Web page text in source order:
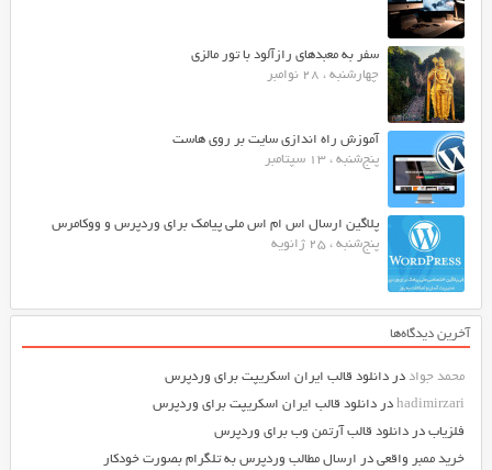
سفر به معبدهای رازآلود با تور مالزی
چهارشنبه ، 28 نوامبر
آموزش راه اندازی سایت بر روی هاست
پنج‌شنبه ، 13 سپتامبر
پلاگین ارسال اس ام اس ملی پیامک برای وردپرس و ووکامرس
پنج‌شنبه ، 25 ژانویه
آخرین دیدگاه‌ها
محمد جواددر دانلود قالب ایران اسکریپت برای وردپرس
hadimirzariدر دانلود قالب ایران اسکریپت برای وردپرس
فلزیابدر دانلود قالب آرتمن وب برای وردپرس
خرید ممبر واقعیدر ارسال مطالب وردپرس به تلگرام بصورت خودکار